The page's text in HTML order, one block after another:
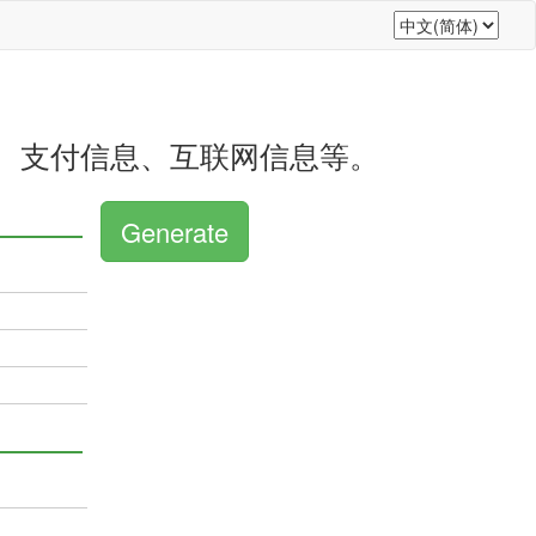
付信息、互联网信息等。
Generate